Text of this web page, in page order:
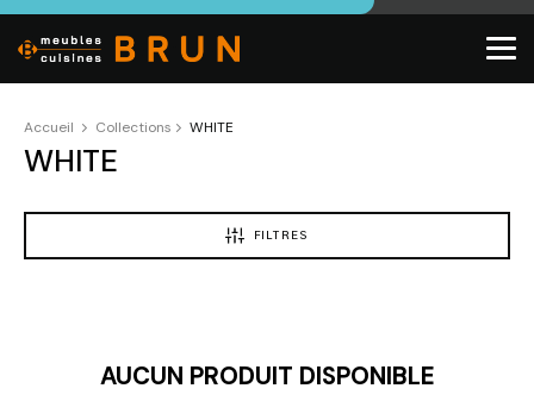
Accueil Collections WHITE
WHITE
FILTRES
AUCUN PRODUIT DISPONIBLE